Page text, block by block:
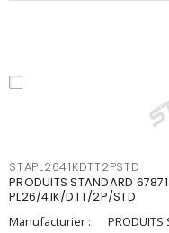
STAPL2641KDTT2PSTD
PRODUITS STANDARD
PL26/41K/DTT/2P/STD
Manufacturier :
PRODUITS